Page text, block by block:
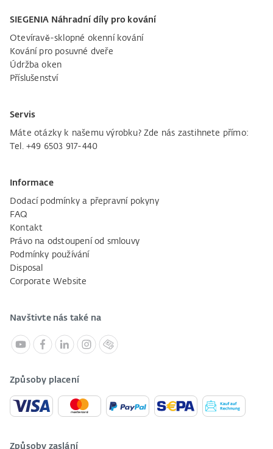
SIEGENIA Náhradní díly pro kování
Otevíravě-sklopné okenní kování
Kování pro posuvné dveře
Údržba oken
Příslušenství
Servis
Máte otázky k našemu výrobku? Zde nás zastihnete přímo:
Tel. +49 6503 917-440
Informace
Dodací podmínky a přepravní pokyny
FAQ
Kontakt
Právo na odstoupení od smlouvy
Podmínky používání
Disposal
Corporate Website
Navštivte nás také na
Způsoby placení
Způsoby zaslání